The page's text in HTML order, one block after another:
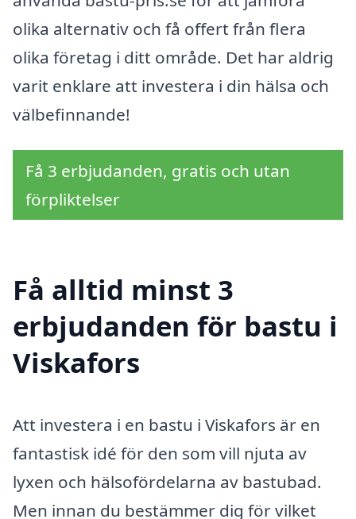
olika alternativ och få offert från flera
olika företag i ditt område. Det har aldrig
varit enklare att investera i din hälsa och
välbefinnande!
Få 3 erbjudanden, gratis och utan
förpliktelser
Få alltid minst 3
erbjudanden för bastu i
Viskafors
Att investera i en bastu i Viskafors är en
fantastisk idé för den som vill njuta av
lyxen och hälsofördelarna av bastubad.
Men innan du bestämmer dig för vilket